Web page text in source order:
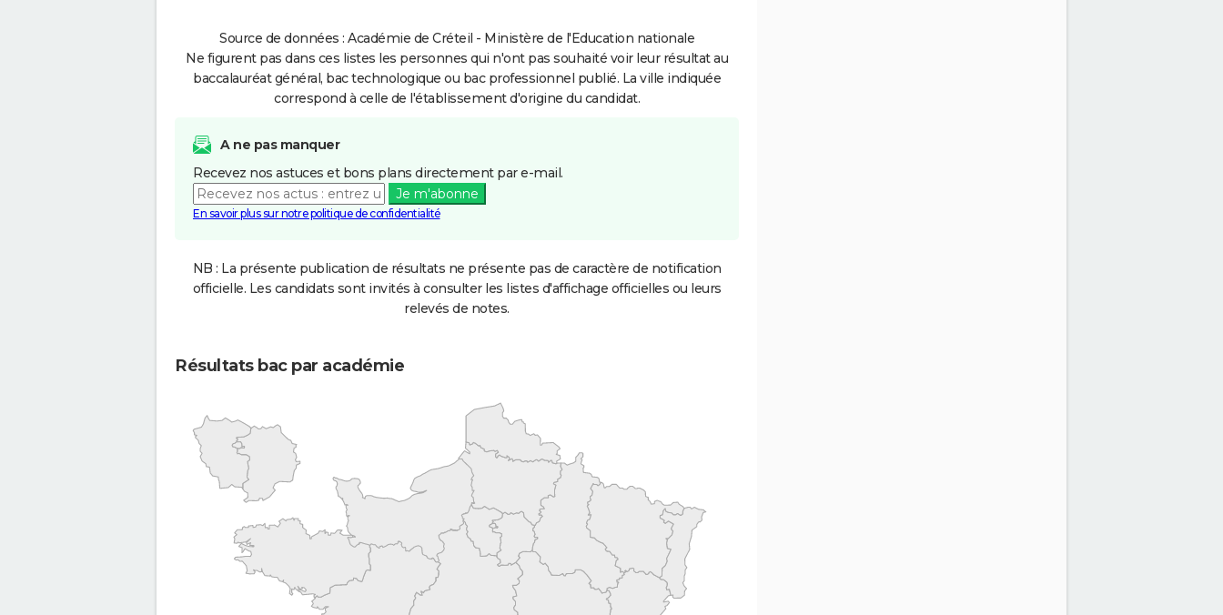
Source de données : Académie de Créteil - Ministère de l'Education nationale
Ne figurent pas dans ces listes les personnes qui n'ont pas souhaité voir leur résultat au
baccalauréat général, bac technologique ou bac professionnel publié. La ville indiquée
correspond à celle de l'établissement d'origine du candidat.
A ne pas manquer
Recevez nos astuces et bons plans directement par e-mail.
Je m'abonne
En savoir plus sur notre politique de confidentialité
NB : La présente publication de résultats ne présente pas de caractère de notification
officielle. Les candidats sont invités à consulter les listes d'affichage officielles ou leurs
relevés de notes.
Résultats bac par académie